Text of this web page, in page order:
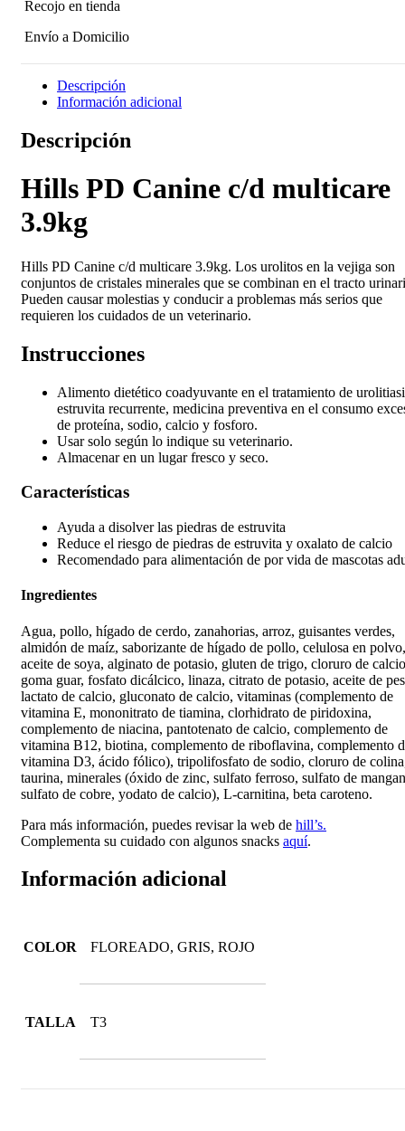
Recojo en tienda
Envío a Domicilio
Descripción
Información adicional
Descripción
Hills PD Canine c/d multicare
3.9kg
Hills PD Canine c/d multicare 3.9kg. Los urolitos en la vejiga son
conjuntos de cristales minerales que se combinan en el tracto
Pueden causar molestias y conducir a problemas más serios que
requieren los cuidados de un veterinario.
Instrucciones
Alimento dietético coadyuvante en el tratamiento de
estruvita recurrente, medicina preventiva en el consumo
de proteína, sodio, calcio y fosforo.
Usar solo según lo indique su veterinario.
Almacenar en un lugar fresco y seco.
Características
Ayuda a disolver las piedras de estruvita
Reduce el riesgo de piedras de estruvita y oxalato de calcio
Recomendado para alimentación de por vida de mascotas
Ingredientes
Agua, pollo, hígado de cerdo, zanahorias, arroz, guisantes verdes,
almidón de maíz, saborizante de hígado de pollo, celulosa en polvo,
aceite de soya, alginato de potasio, gluten de trigo, cloruro de
goma guar, fosfato dicálcico, linaza, citrato de potasio, aceite de
lactato de calcio, gluconato de calcio, vitaminas (complemento de
vitamina E, mononitrato de tiamina, clorhidrato de piridoxina,
complemento de niacina, pantotenato de calcio, complemento de
vitamina B12, biotina, complemento de riboflavina, complemento
vitamina D3, ácido fólico), tripolifosfato de sodio, cloruro de
taurina, minerales (óxido de zinc, sulfato ferroso, sulfato de
sulfato de cobre, yodato de calcio), L-carnitina, beta caroteno.
Para más información, puedes revisar la web de hill’s.
Complementa su cuidado con algunos snacks aquí.
Información adicional
COLOR FLOREADO, GRIS, ROJO
TALLA T3